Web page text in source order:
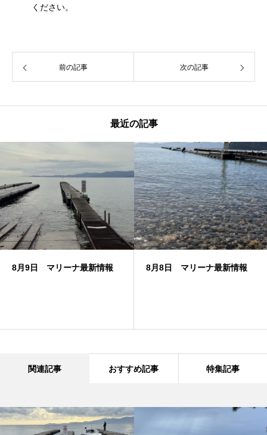
ください。
前の記事 次の記事
最近の記事
8月9日 マリーナ最新情報 8月8日 マリーナ最新情報
関連記事 おすすめ記事 特集記事